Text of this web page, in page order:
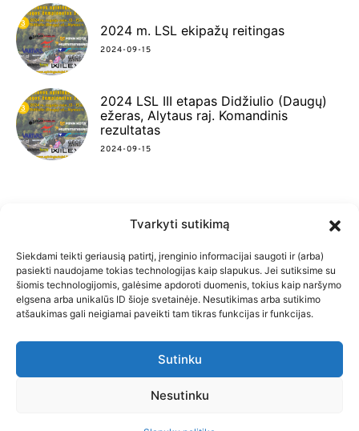
Tvarkyti sutikimą
Siekdami teikti geriausią patirtį, įrenginio informacijai saugoti ir (arba)
pasiekti naudojame tokias technologijas kaip slapukus. Jei sutiksime su
šiomis technologijomis, galėsime apdoroti duomenis, tokius kaip naršymo
elgsena arba unikalūs ID šioje svetainėje. Nesutikimas arba sutikimo
atšaukimas gali neigiamai paveikti tam tikras funkcijas ir funkcijas.
Sutinku
Nesutinku
2024 m. LSL ekipažų reitingas
2024-09-15
2024 LSL III etapas Didžiulio (Daugų)
ežeras, Alytaus raj. Komandinis
rezultatas
2024-09-15
PRADŽIA
PRIVATUMO POLITIKA
KONTAKTAI
Lietuvos spiningautojų lygos čempionatas nuo 2010